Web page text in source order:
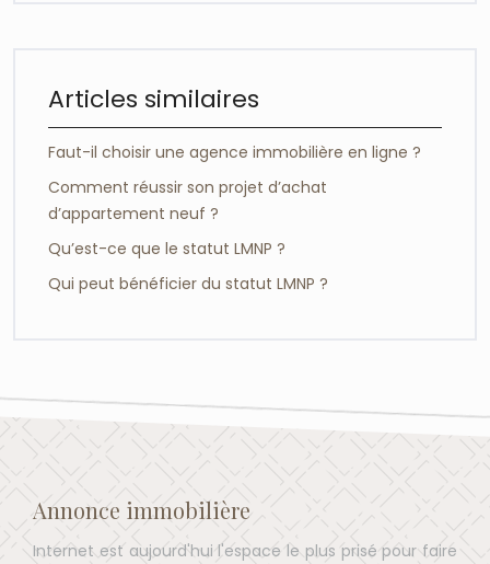
Articles similaires
Faut-il choisir une agence immobilière en ligne ?
Comment réussir son projet d’achat
d’appartement neuf ?
Qu’est-ce que le statut LMNP ?
Qui peut bénéficier du statut LMNP ?
Annonce immobilière
Internet est aujourd'hui l'espace le plus prisé pour faire